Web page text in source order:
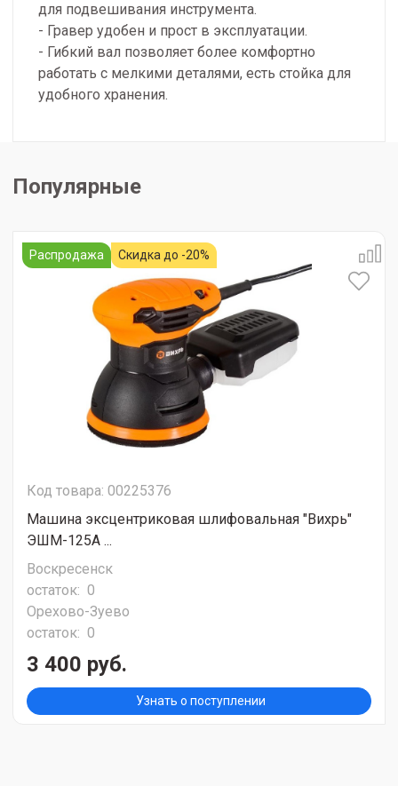
для подвешивания инструмента.
- Гравер удобен и прост в эксплуатации.
- Гибкий вал позволяет более комфортно
работать с мелкими деталями, есть стойка для
удобного хранения.
Популярные
Распродажа Скидка до -20%
Код товара: 00225376
Машина эксцентриковая шлифовальная "Вихрь"
ЭШМ-125А ...
Воскресенск
остаток: 0
Орехово-Зуево
остаток: 0
3 400 руб.
Узнать о поступлении